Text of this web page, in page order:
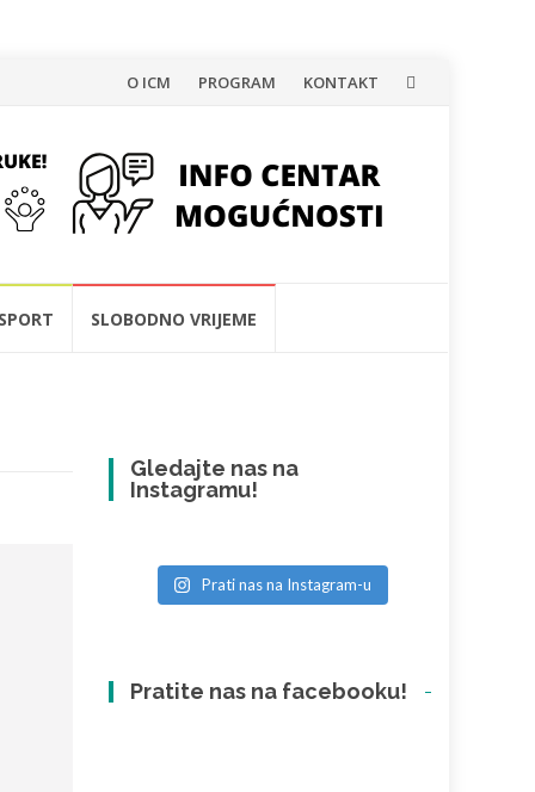
Skip
content
O ICM PROGRAM KONTAKT
SPORT SLOBODNO VRIJEME
Gledajte nas na
Instagramu!
Prati nas na Instagram-u
Pratite nas na facebooku!